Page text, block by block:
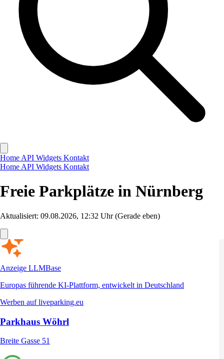
Home API Widgets Kontakt
Home API Widgets Kontakt
Freie Parkplätze in Nürnberg
Aktualisiert: 09.08.2026, 12:32 Uhr(Gerade eben)
Anzeige LLMBase
Europas führende KI-Plattform, entwickelt in Deutschland
Werben auf liveparking.eu
Parkhaus Wöhrl
Breite Gasse 51